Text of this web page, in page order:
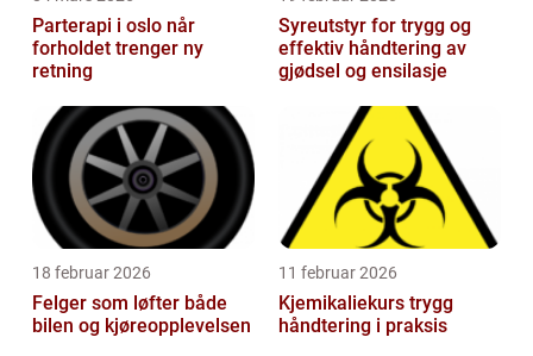
Parterapi i oslo når
forholdet trenger ny
retning
Syreutstyr for trygg og
effektiv håndtering av
gjødsel og ensilasje
18 februar 2026
Felger som løfter både
bilen og kjøreopplevelsen
11 februar 2026
Kjemikaliekurs trygg
håndtering i praksis